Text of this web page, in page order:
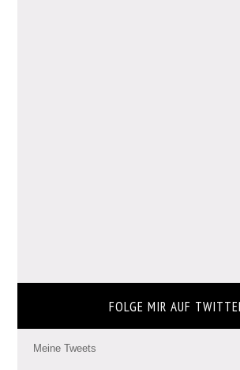
FOLGE MIR AUF
Meine Tweets